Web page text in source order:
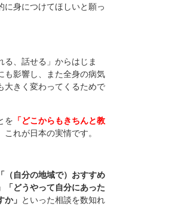
に身につけてほしいと願っ
る、話せる」からはじま
も影響し、また全身の病気
大きく変わってくるためで
を 「どこからもきちんと教
、これが日本の実情です。
「（自分の地域で）おすすめ
「どうやって自分にあった
」 といった相談を数知れ